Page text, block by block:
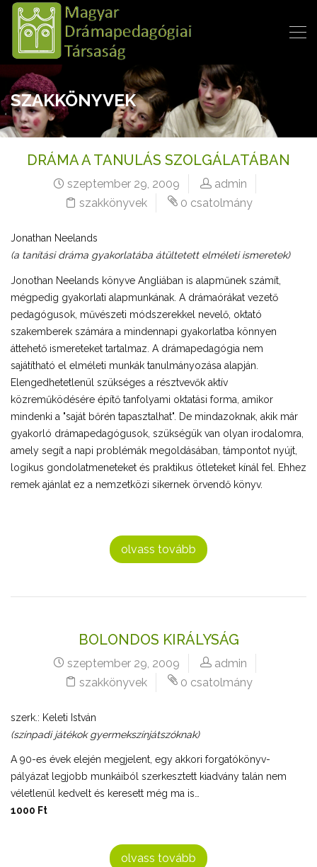
SZAKKÖNYVEK
DRÁMA A TANULÁS SZOLGÁLATÁBAN
szeptember 29, 2009
admin
szakkönyvek
0 csatolmány
Jonathan Neelands
(a tanítási dráma gyakorlatába átültetett elméleti ismeretek)
Jonothan Neelands könyve Angliában is alapműnek számít,
mégpedig gyakorlati alapmunkának. A drámaórákat vezető
pedagógusok, művészeti módszerekkel nevelő, oktató
szakemberek számára a mindennapi gyakorlatba könnyen
áttehető ismereteket tartalmaz. A drámapedagógia nem
sajátítható el elméleti munkák tanulmányozása alapján.
Elengedhetetlenül szükséges a résztvevők aktív
közreműködésére építő tanfolyami oktatási forma, amikor
mindenki a "saját bőrén tapasztalhat". De mindazoknak, akik már
gyakorló drámapedagógusok, szükségük van olyan irodalomra,
amely segít a napi problémák megoldásában, támpontot nyújt,
logikus gondolatmeneteket és praktikus ötleteket kínál fel. Ehhez
remek ajánlat ez a nemzetközi sikernek örvendő könyv.
olvass tovább
BOLONDOS KIRÁLYSÁG
szeptember 29, 2009
admin
szakkönyvek
0 csatolmány
szerk.: Keleti István
(színpadi játékok gyermekszínjátszóknak)
A 90-es évek elején megjelent, egy akkori forgatókönyv-
pályázat legjobb munkáiból szerkesztett kiadvány talán nem
véletlenül kedvelt és keresett még ma is…
1000 Ft
olvass tovább